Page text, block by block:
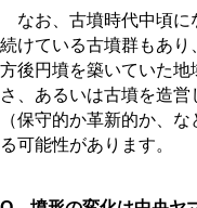
なお、古墳時代中頃に
続けている古墳群もあり
方後円墳を築いていた地
さ、あるいは古墳を造
（保守的か革新的か、
る可能性があります。